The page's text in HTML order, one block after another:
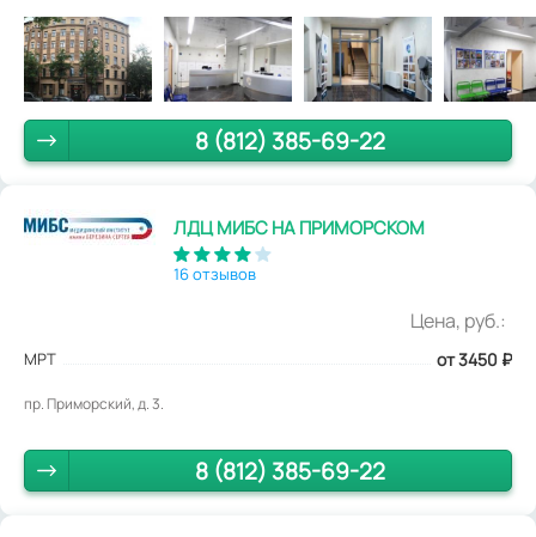
8 (812) 385-69-22
ЛДЦ МИБС НА ПРИМОРСКОМ
16 отзывов
Цена, руб.:
МРТ от 3450 ₽
пр. Приморский, д. 3.
8 (812) 385-69-22